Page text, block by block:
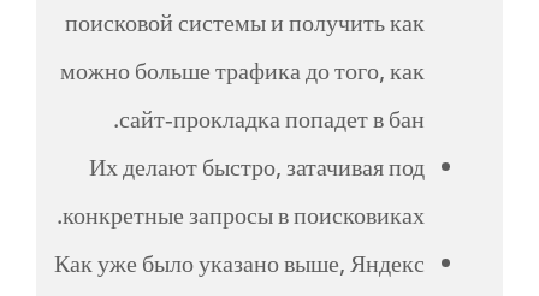
поисковой системы и получить как
можно больше трафика до того, как
сайт-прокладка попадет в бан.
Их делают быстро, затачивая под
конкретные запросы в поисковиках.
Как уже было указано выше, Яндекс